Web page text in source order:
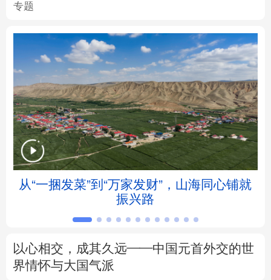
地方频道
北京 天津 河北 山西
辽宁 吉林 上海 江苏
浙江 安徽 福建 江西
四川 贵州
专题
从“一捆发菜”到“万家发财”，山海同心铺就
振兴路
以心相交，成其久远——中国元首外交的世
界情怀与大国气派